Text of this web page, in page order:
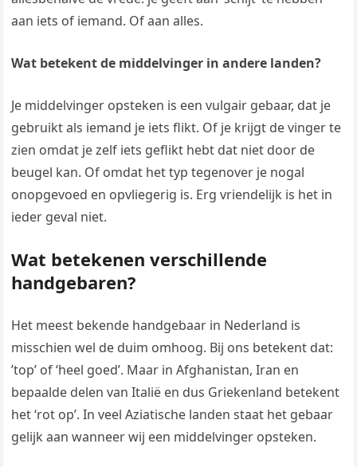
aan iets of iemand. Of aan alles.
Wat betekent de middelvinger in andere landen?
Je middelvinger opsteken is een vulgair gebaar, dat je
gebruikt als iemand je iets flikt. Of je krijgt de vinger te
zien omdat je zelf iets geflikt hebt dat niet door de
beugel kan. Of omdat het typ tegenover je nogal
onopgevoed en opvliegerig is. Erg vriendelijk is het in
ieder geval niet.
Wat betekenen verschillende
handgebaren?
Het meest bekende handgebaar in Nederland is
misschien wel de duim omhoog. Bij ons betekent dat:
’top’ of ‘heel goed’. Maar in Afghanistan, Iran en
bepaalde delen van Italië en dus Griekenland betekent
het ‘rot op’. In veel Aziatische landen staat het gebaar
gelijk aan wanneer wij een middelvinger opsteken.